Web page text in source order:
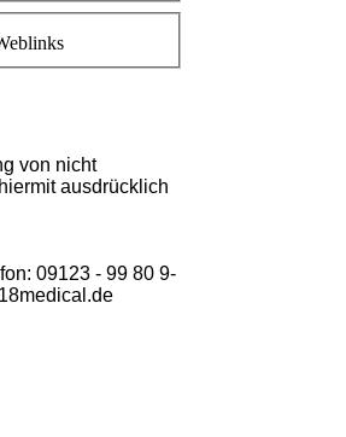
von nicht
ausdrücklich
09123 - 99 80 9-